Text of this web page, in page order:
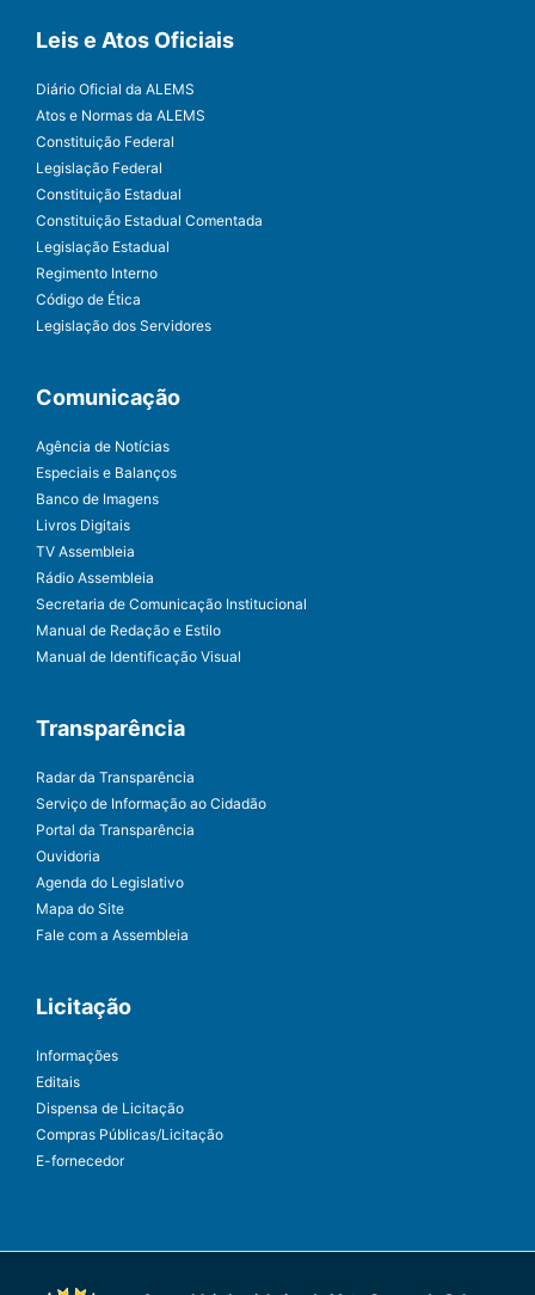
Leis e Atos Oficiais
Diário Oficial da ALEMS
Atos e Normas da ALEMS
Constituição Federal
Legislação Federal
Constituição Estadual
Constituição Estadual Comentada
Legislação Estadual
Regimento Interno
Código de Ética
Legislação dos Servidores
Comunicação
Agência de Notícias
Especiais e Balanços
Banco de Imagens
Livros Digitais
TV Assembleia
Rádio Assembleia
Secretaria de Comunicação Institucional
Manual de Redação e Estilo
Manual de Identificação Visual
Transparência
Radar da Transparência
Serviço de Informação ao Cidadão
Portal da Transparência
Ouvidoria
Agenda do Legislativo
Mapa do Site
Fale com a Assembleia
Licitação
Informações
Editais
Dispensa de Licitação
Compras Públicas/Licitação
E-fornecedor